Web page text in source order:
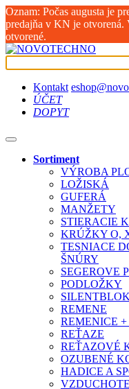
Oznam: Počas augusta je
predajňa v KN je otvorená.
otvorené.
Kontakt
ÚČET
DOPYT
Sortiment
VÝROBA
LOŽISKÁ
GUFERÁ
MANŽETY
STIERACIE
KRÚŽKY O,
TESNIACE
ŠNÚRY
SEGEROVE
PODLOŽKY
REMENE
REMENICE
REŤAZE
REŤAZOVÉ
OZUBENÉ
HADICE A